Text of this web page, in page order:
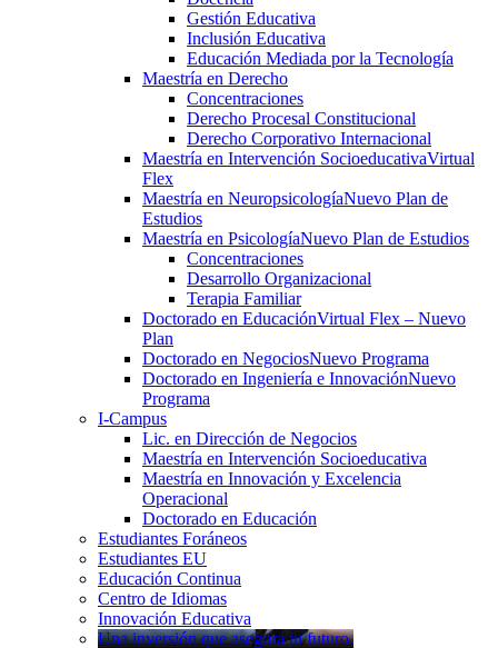
Gestión Educativa
Inclusión Educativa
Educación Mediada por la Tecnología
Maestría en Derecho
Concentraciones
Derecho Procesal Constitucional
Derecho Corporativo Internacional
Maestría en Intervención SocioeducativaVirtual
Flex
Maestría en NeuropsicologíaNuevo Plan de
Estudios
Maestría en PsicologíaNuevo Plan de Estudios
Concentraciones
Desarrollo Organizacional
Terapia Familiar
Doctorado en EducaciónVirtual Flex – Nuevo
Plan
Doctorado en NegociosNuevo Programa
Doctorado en Ingeniería e InnovaciónNuevo
Programa
I-Campus
Lic. en Dirección de Negocios
Maestría en Intervención Socioeducativa
Maestría en Innovación y Excelencia
Operacional
Doctorado en Educación
Estudiantes Foráneos
Estudiantes EU
Educación Continua
Centro de Idiomas
Innovación Educativa
Una inversión que asegura tu futuro.